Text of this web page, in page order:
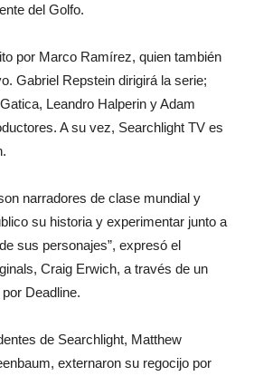
del Golfo.
por Marco Ramírez, quien también
Gabriel Repstein dirigirá la serie;
Leandro Halperin y Adam
A su vez, Searchlight TV es
narradores de clase mundial y
su historia y experimentar junto a
sus personajes”, expresó el
Craig Erwich, a través de un
Deadline.
de Searchlight, Matthew
externaron su regocijo por